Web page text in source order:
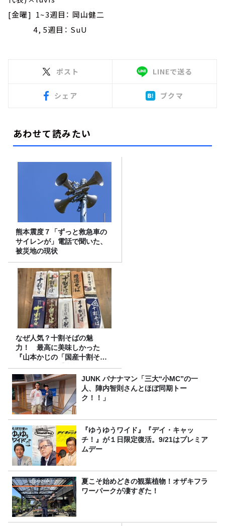
[金曜] 1~3週目： 岡山健二
4, 5週目： SuU
ポスト LINEで送る
シェア ブクマ
あわせて読みたい
熊本震度７「ずっと救急車の
サイレンが」電話で聞いた、
被災地の現状
なぜ人気？十割そばの魅
力！ 最高に美味しかった
『山本かじの「国産十割そ
ば」』とは？【十割そば10種
食べ比べ】
JUNK バナナマン「三大“小MC”の一
人、陣内智則さんとほぼ同期トー
ク！！」
『ゆうゆうワイド』『デイ・キャッ
チ！』が１日限定復活。9/21はプレミア
ムデー
夏こそ始めどきの観葉植物！オザキフラ
ワーパークが凄すぎた！